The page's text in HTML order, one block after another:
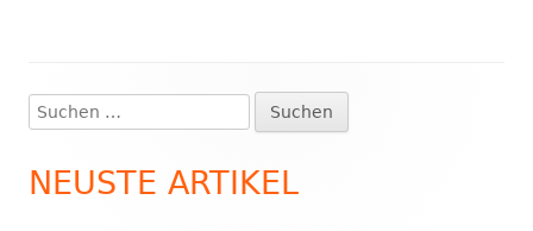
Haupt-
Seitenleiste
Suchen
nach:
NEUSTE ARTIKEL